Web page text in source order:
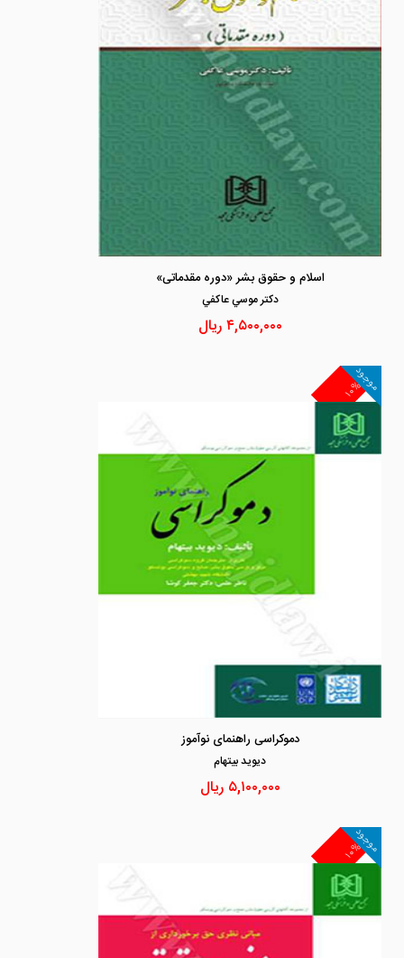
اسلام و حقوق بشر «دوره مقدماتی»
دكتر موسي عاكفي
۴,۵۰۰,۰۰۰ریال
۱۰%
موجود
دموکراسی راهنمای نوآموز
ديويد بيتهام
۵,۱۰۰,۰۰۰ ریال
۱۰%
موجود